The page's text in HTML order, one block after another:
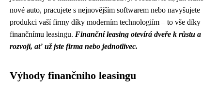
nové auto, pracujete s nejnovějším softwarem nebo navyšujete
produkci vaší firmy díky moderním technologiím – to vše díky
finančnímu leasingu. Finanční leasing otevírá dveře k růstu a
rozvoji, ať už jste firma nebo jednotlivec.
Výhody finančního leasingu